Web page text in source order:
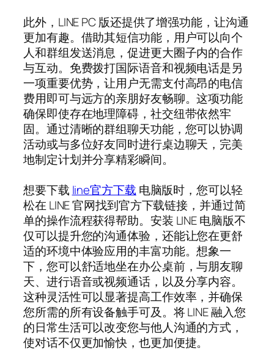
此外，LINE PC 版还提供了增强功能，让沟通
更加有趣。借助其短信功能，用户可以向个
人和群组发送消息，促进更大圈子内的合作
与互动。免费拨打国际语音和视频电话是另
一项重要优势，让用户无需支付高昂的电信
费用即可与远方的亲朋好友畅聊。这项功能
确保即使存在地理障碍，社交纽带依然牢
固。通过清晰的群组聊天功能，您可以协调
活动或与多位好友同时进行桌边聊天，完美
地制定计划并分享精彩瞬间。
想要下载 line官方下载 电脑版时，您可以轻
松在 LINE 官网找到官方下载链接，并通过简
单的操作流程获得帮助。安装 LINE 电脑版不
仅可以提升您的沟通体验，还能让您在更舒
适的环境中体验应用的丰富功能。想象一
下，您可以舒适地坐在办公桌前，与朋友聊
天、进行语音或视频通话，以及分享内容。
这种灵活性可以显著提高工作效率，并确保
您所需的所有设备触手可及。将 LINE 融入您
的日常生活可以改变您与他人沟通的方式，
使对话不仅更加愉快，也更加便捷。